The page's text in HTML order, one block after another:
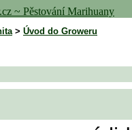
> Úvod do Groweru